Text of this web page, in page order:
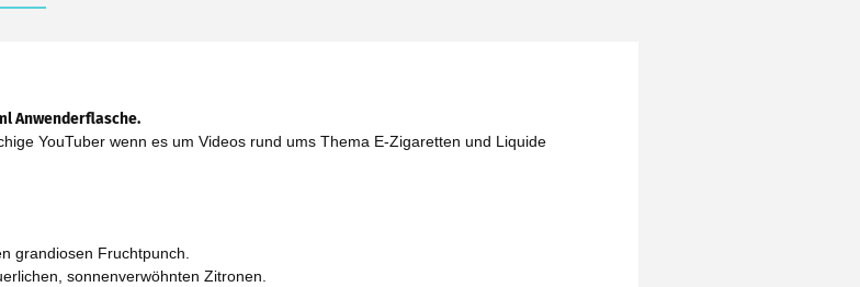
Anwenderflasche.
YouTuber wenn es um Videos rund ums Thema E-Zigaretten und Liquide
grandiosen Fruchtpunch.
sonnenverwöhnten Zitronen.